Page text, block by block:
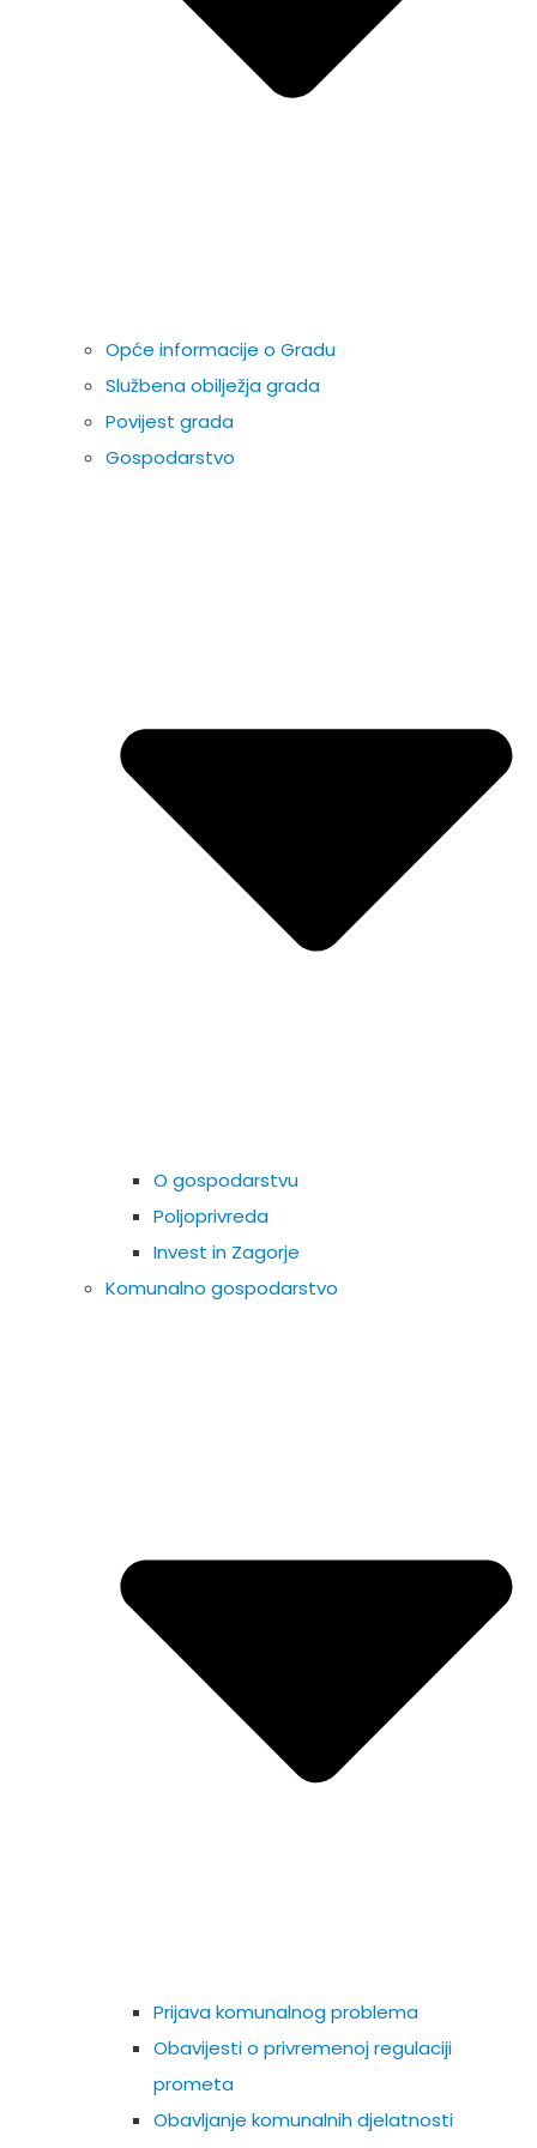
Opće informacije o Gradu
Službena obilježja grada
Povijest grada
Gospodarstvo
O gospodarstvu
Poljoprivreda
Invest in Zagorje
Komunalno gospodarstvo
Prijava komunalnog problema
Obavijesti o privremenoj regulaciji
prometa
Obavljanje komunalnih djelatnosti